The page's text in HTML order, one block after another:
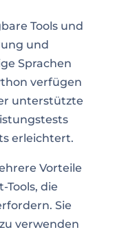
Tools und
und
Sprachen
verfügen
unterstützte
erleichtert.
Vorteile
die
Sie
verwenden